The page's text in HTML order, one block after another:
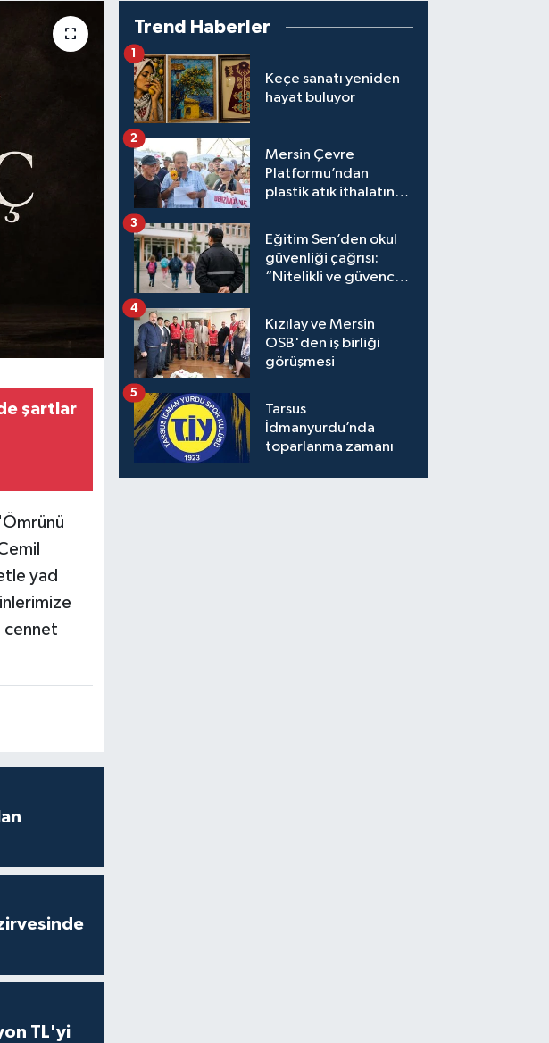
şartlar
yad
cennet
zirvesinde
TL'yi
Trend Haberler
Keçe sanatı yeniden
hayat buluyor
1
Mersin Çevre
Platformu’ndan
plastik atık ithalatına
2
Eğitim Sen’den okul
güvenliği çağrısı:
“Nitelikli ve güvenceli
3
Kızılay ve Mersin
OSB'den iş birliği
görüşmesi
4
Tarsus
İdmanyurdu’nda
toparlanma zamanı
5